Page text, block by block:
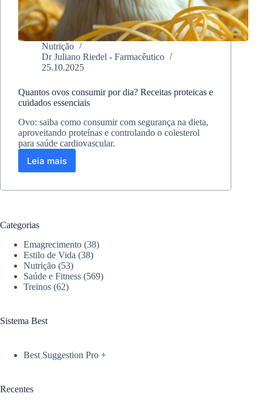
Nutrição
Dr Juliano Riedel - Farmacêutico
25.10.2025
Quantos ovos consumir por dia? Receitas proteicas e
cuidados essenciais
Ovo: saiba como consumir com segurança na dieta,
aproveitando proteínas e controlando o colesterol
para saúde cardiovascular.
Leia mais
Quantos
consumir
e
cuidados
essenciais
Categorias
Emagrecimento (38)
Estilo de Vida (38)
Nutrição (53)
Saúde e Fitness (569)
Treinos (62)
Sistema Best
Best Suggestion Pro +
Recentes